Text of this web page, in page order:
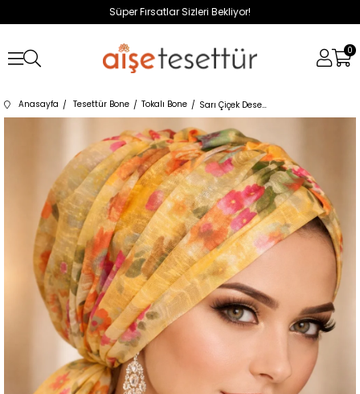
Süper Fırsatlar Sizleri Bekliyor!
0
Anasayfa Tesettür Bone Tokalı Bone Sarı Çiçek Desenli Tokalı Bone